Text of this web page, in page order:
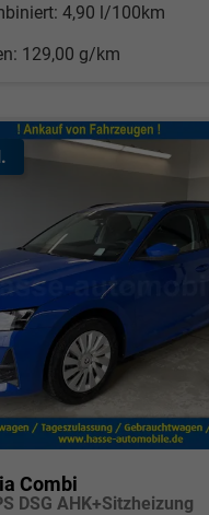
4,90 l/100km
129,00 g/km
Combi
DSG AHK+Sitzheizung